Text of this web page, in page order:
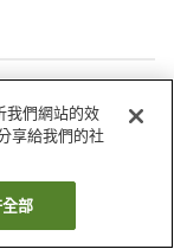
莊
我們網站的效
享給我們的社
部